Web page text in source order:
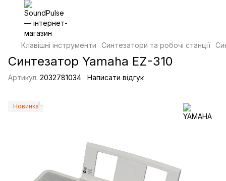
Клавішні інструменти Синтезатори та робочі станції
Синтезатор Yamaha EZ-310
Артикул: 2032781034 Написати відгук
Новинка